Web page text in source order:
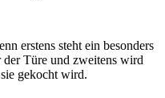
erstens steht ein besonders
Türe und zweitens wird
gekocht wird.